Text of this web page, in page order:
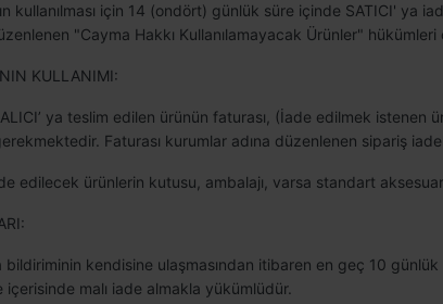
kullanılması için 14 (ondört) günlük süre içinde SATICI' ya
"Cayma Hakkı Kullanılamayacak Ürünler" hükümleri
KULLANIMI:
ya teslim edilen ürünün faturası, (İade edilmek
Faturası kurumlar adına düzenlenen sipariş
edilecek ürünlerin kutusu, ambalajı, varsa standart
bildiriminin kendisine ulaşmasından itibaren en geç 10
malı iade almakla yükümlüdür.